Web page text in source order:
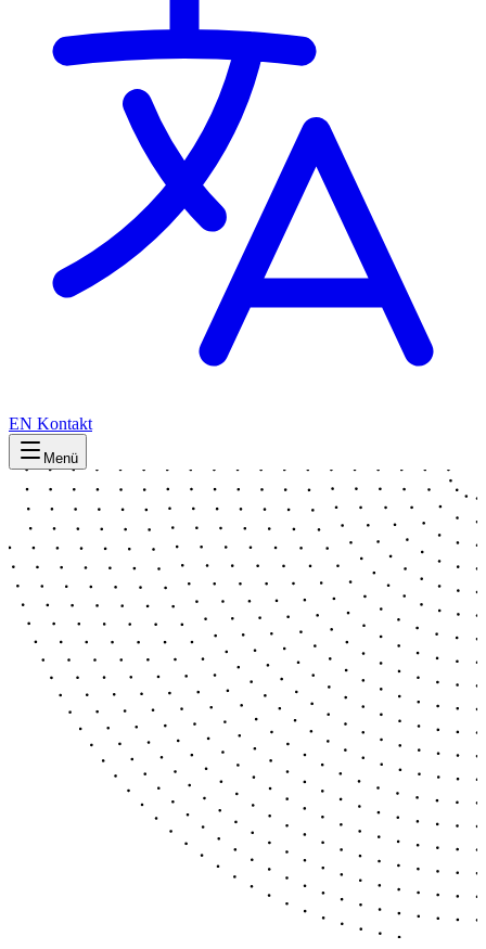
EN Kontakt
Menü